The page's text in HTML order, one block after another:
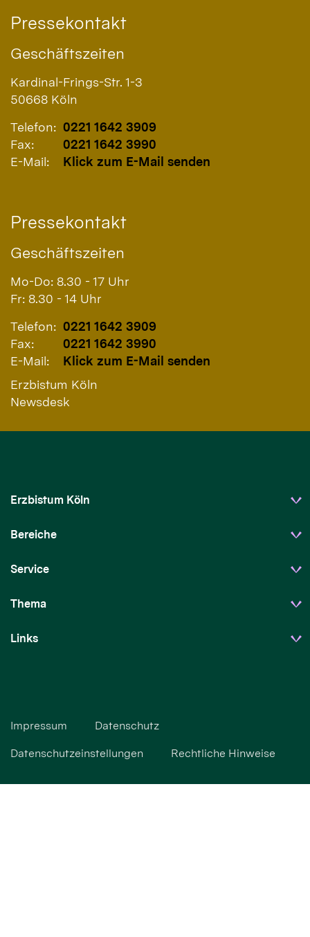
Pressekontakt
Geschäftszeiten
Kardinal-Frings-Str. 1-3
50668 Köln
Telefon: 0221 1642 3909
Fax:
0221 1642 3990
E-Mail:
Klick zum E-Mail senden
Pressekontakt
Geschäftszeiten
Mo-Do: 8.30 - 17 Uhr
Fr: 8.30 - 14 Uhr
Telefon: 0221 1642 3909
Fax:
0221 1642 3990
E-Mail:
Klick zum E-Mail senden
Erzbistum Köln
Newsdesk
Erzbistum Köln
Bereiche
Service
Thema
Links
Impressum Datenschutz
Datenschutzeinstellungen Rechtliche Hinweise